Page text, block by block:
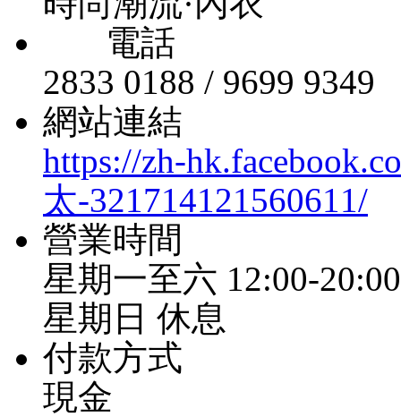
電話
2833 0188 / 9699 9349
網站連結
https://zh-
太-321714121560611/
營業時間
星期一至六 12:00-20:00
星期日 休息
付款方式
現金